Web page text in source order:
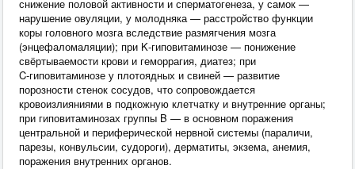
снижение половой активности и сперматогенеза, у самок —
нарушение овуляции, у молодняка — расстройство функции
коры головного мозга вследствие размягчения мозга
(энцефаломаляции); при K‑гиповитаминозе — понижение
свёртываемости крови и геморрагия, диатез; при
C‑гиповитаминозе у плотоядных и свиней — развитие
порозности стенок сосудов, что сопровождается
кровоизлияниями в подкожную клетчатку и внутренние органы;
при гиповитаминозах группы B — в основном поражения
центральной и периферической нервной системы (параличи,
парезы, конвульсии, судороги), дерматиты, экзема, анемия,
поражения внутренних органов.